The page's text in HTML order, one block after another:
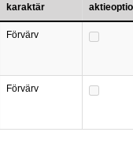
karaktär
Förvärv
Förvärv